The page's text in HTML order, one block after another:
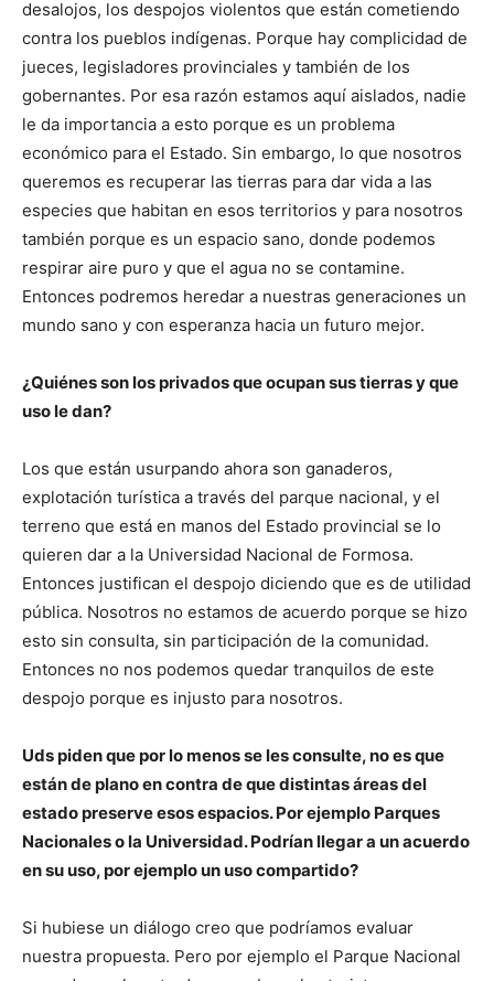
desalojos, los despojos violentos que están cometiendo
contra los pueblos indígenas. Porque hay complicidad de
jueces, legisladores provinciales y también de los
gobernantes. Por esa razón estamos aquí aislados, nadie
le da importancia a esto porque es un problema
económico para el Estado. Sin embargo, lo que nosotros
queremos es recuperar las tierras para dar vida a las
especies que habitan en esos territorios y para nosotros
también porque es un espacio sano, donde podemos
respirar aire puro y que el agua no se contamine.
Entonces podremos heredar a nuestras generaciones un
mundo sano y con esperanza hacia un futuro mejor.
¿Quiénes son los privados que ocupan sus tierras y que
uso le dan?
Los que están usurpando ahora son ganaderos,
explotación turística a través del parque nacional, y el
terreno que está en manos del Estado provincial se lo
quieren dar a la Universidad Nacional de Formosa.
Entonces justifican el despojo diciendo que es de utilidad
pública. Nosotros no estamos de acuerdo porque se hizo
esto sin consulta, sin participación de la comunidad.
Entonces no nos podemos quedar tranquilos de este
despojo porque es injusto para nosotros.
Uds piden que por lo menos se les consulte, no es que
están de plano en contra de que distintas áreas del
estado preserve esos espacios. Por ejemplo Parques
Nacionales o la Universidad. Podrían llegar a un acuerdo
en su uso, por ejemplo un uso compartido?
Si hubiese un diálogo creo que podríamos evaluar
nuestra propuesta. Pero por ejemplo el Parque Nacional